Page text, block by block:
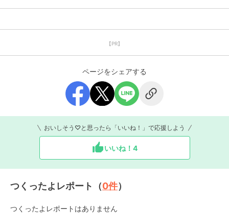
【PR】
ページをシェアする
おいしそう♡と思ったら「いいね！」で応援しよう
いいね！ 4
つくったよレポート（0件）
つくったよレポートはありません